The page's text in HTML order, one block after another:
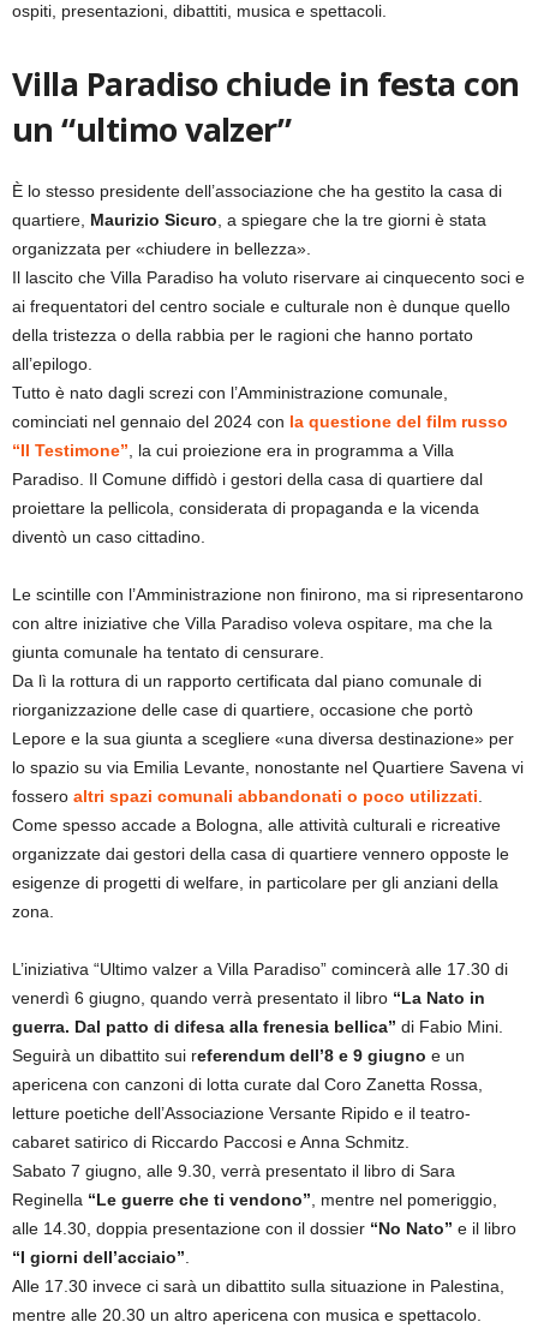
ospiti, presentazioni, dibattiti, musica e spettacoli.
Villa Paradiso chiude in festa con
un “ultimo valzer”
È lo stesso presidente dell’associazione che ha gestito la casa di
quartiere, Maurizio Sicuro, a spiegare che la tre giorni è stata
organizzata per «chiudere in bellezza».
Il lascito che Villa Paradiso ha voluto riservare ai cinquecento soci e
ai frequentatori del centro sociale e culturale non è dunque quello
della tristezza o della rabbia per le ragioni che hanno portato
all’epilogo.
Tutto è nato dagli screzi con l’Amministrazione comunale,
cominciati nel gennaio del 2024 con la questione del film russo
“Il Testimone”, la cui proiezione era in programma a Villa
Paradiso. Il Comune diffidò i gestori della casa di quartiere dal
proiettare la pellicola, considerata di propaganda e la vicenda
diventò un caso cittadino.
Le scintille con l’Amministrazione non finirono, ma si ripresentarono
con altre iniziative che Villa Paradiso voleva ospitare, ma che la
giunta comunale ha tentato di censurare.
Da lì la rottura di un rapporto certificata dal piano comunale di
riorganizzazione delle case di quartiere, occasione che portò
Lepore e la sua giunta a scegliere «una diversa destinazione» per
lo spazio su via Emilia Levante, nonostante nel Quartiere Savena vi
fossero altri spazi comunali abbandonati o poco utilizzati.
Come spesso accade a Bologna, alle attività culturali e ricreative
organizzate dai gestori della casa di quartiere vennero opposte le
esigenze di progetti di welfare, in particolare per gli anziani della
zona.
L’iniziativa “Ultimo valzer a Villa Paradiso” comincerà alle 17.30 di
venerdì 6 giugno, quando verrà presentato il libro “La Nato in
guerra. Dal patto di difesa alla frenesia bellica” di Fabio Mini.
Seguirà un dibattito sui referendum dell’8 e 9 giugno e un
apericena con canzoni di lotta curate dal Coro Zanetta Rossa,
letture poetiche dell’Associazione Versante Ripido e il teatro-
cabaret satirico di Riccardo Paccosi e Anna Schmitz.
Sabato 7 giugno, alle 9.30, verrà presentato il libro di Sara
Reginella “Le guerre che ti vendono”, mentre nel pomeriggio,
alle 14.30, doppia presentazione con il dossier “No Nato” e il libro
“I giorni dell’acciaio”.
Alle 17.30 invece ci sarà un dibattito sulla situazione in Palestina,
mentre alle 20.30 un altro apericena con musica e spettacolo.